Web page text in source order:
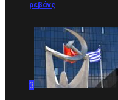
ρεβάνς
3